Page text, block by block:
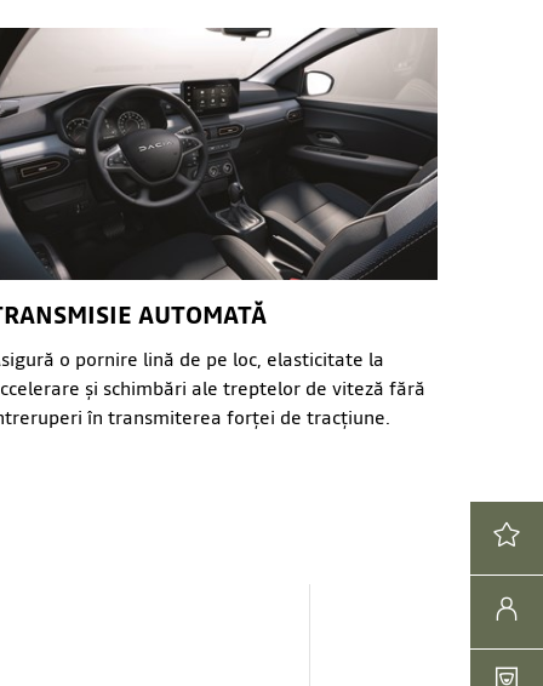
VEZI
AUTOMATĂ
o pornire lină de pe loc, elasticitate la
și schimbări ale treptelor de viteză fără
în transmiterea forței de tracțiune.